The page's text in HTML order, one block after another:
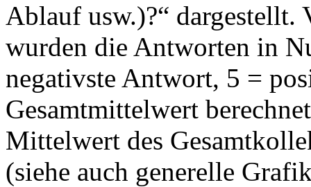
Ablauf usw.)?“ dargestellt.
wurden die Antworten in
negativste Antwort, 5 =
Gesamtmittelwert
Mittelwert des
(siehe auch generelle